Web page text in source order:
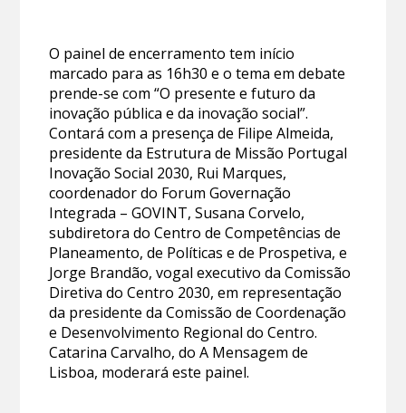
O painel de encerramento tem início
marcado para as 16h30 e o tema em debate
prende-se com “O presente e futuro da
inovação pública e da inovação social”.
Contará com a presença de Filipe Almeida,
presidente da Estrutura de Missão Portugal
Inovação Social 2030, Rui Marques,
coordenador do Forum Governação
Integrada – GOVINT, Susana Corvelo,
subdiretora do Centro de Competências de
Planeamento, de Políticas e de Prospetiva, e
Jorge Brandão, vogal executivo da Comissão
Diretiva do Centro 2030, em representação
da presidente da Comissão de Coordenação
e Desenvolvimento Regional do Centro.
Catarina Carvalho, do A Mensagem de
Lisboa, moderará este painel.